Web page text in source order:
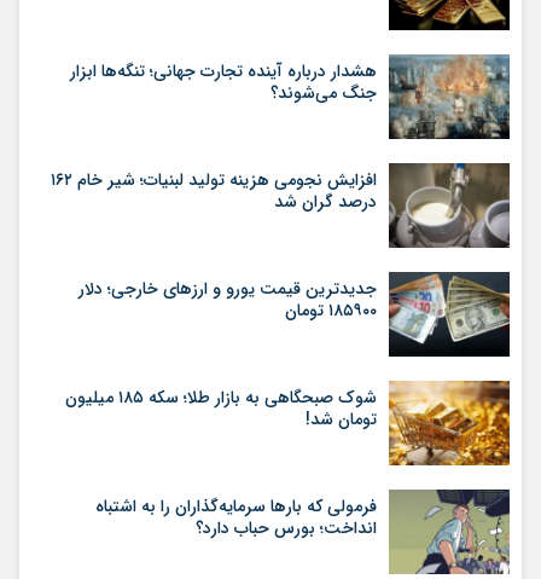
هشدار درباره آینده تجارت جهانی؛ تنگه‌ها ابزار
جنگ می‌شوند؟
افزایش نجومی هزینه تولید لبنیات؛ شیر خام ۱۶۲
درصد گران شد
جدیدترین قیمت یورو و ارزهای خارجی؛ دلار
۱۸۵۹۰۰ تومان
شوک صبحگاهی به بازار طلا؛ سکه ۱۸۵ میلیون
تومان شد!
فرمولی که بارها سرمایه‌گذاران را به اشتباه
انداخت؛ بورس حباب دارد؟